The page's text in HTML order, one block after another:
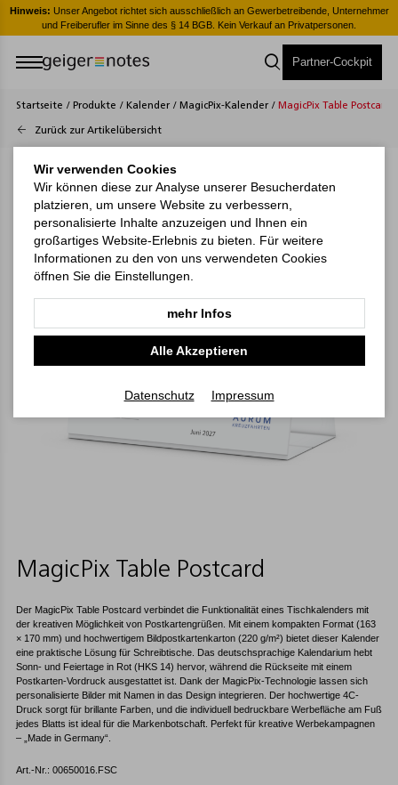
Hinweis: Unser Angebot richtet sich ausschließlich an Gewerbetreibende, Unternehmer
und Freiberufler im Sinne des § 14 BGB. Kein Verkauf an Privatpersonen.
Partner-Cockpit
Startseite / Produkte / Kalender / MagicPix-Kalender / MagicPix Table Postcard
Zurück zur Artikelübersicht
MagicPix Table Postcard
Der MagicPix Table Postcard verbindet die Funktionalität eines Tischkalenders mit
der kreativen Möglichkeit von Postkartengrüßen. Mit einem kompakten Format (163
× 170 mm) und hochwertigem Bildpostkartenkarton (220 g/m²) bietet dieser Kalender
eine praktische Lösung für Schreibtische. Das deutschsprachige Kalendarium hebt
Sonn- und Feiertage in Rot (HKS 14) hervor, während die Rückseite mit einem
Postkarten-Vordruck ausgestattet ist. Dank der MagicPix-Technologie lassen sich
personalisierte Bilder mit Namen in das Design integrieren. Der hochwertige 4C-
Druck sorgt für brillante Farben, und die individuell bedruckbare Werbefläche am Fuß
jedes Blatts ist ideal für die Markenbotschaft. Perfekt für kreative Werbekampagnen
– „Made in Germany“.
Art.-Nr.: 00650016.FSC
Wir verwenden Cookies
Wir können diese zur Analyse unserer Besucherdaten
platzieren, um unsere Website zu verbessern,
personalisierte Inhalte anzuzeigen und Ihnen ein
großartiges Website-Erlebnis zu bieten. Für weitere
Informationen zu den von uns verwendeten Cookies
öffnen Sie die Einstellungen.
mehr Infos
Alle Akzeptieren
Datenschutz Impressum